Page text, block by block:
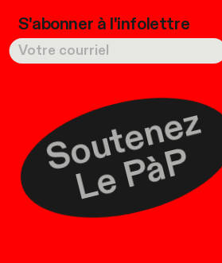
S'abonner à l'infolettre
S
o
u
t
e
n
e
z
L
e
P
à
P